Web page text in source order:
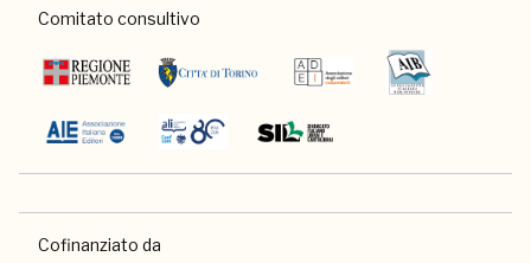
Comitato consultivo
Cofinanziato da